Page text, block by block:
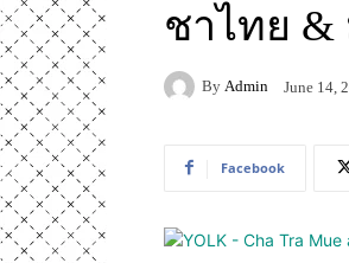
ชาไทย
By Admin June 14,
Facebook